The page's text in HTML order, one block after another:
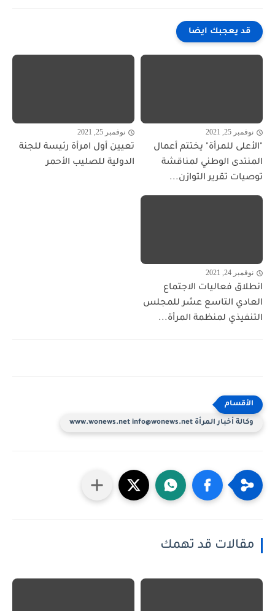
قد يعجبك ايضا
نوفمبر 25, 2021
"الأعلى للمرأة" يختتم أعمال
المنتدى الوطني لمناقشة
توصيات تقرير التوازن...
نوفمبر 25, 2021
تعيين أول امرأة رئيسة للجنة
الدولية للصليب الأحمر
نوفمبر 24, 2021
انطلاق فعاليات الاجتماع
العادي التاسع عشر للمجلس
التنفيذي لمنظمة المرأة...
وكالة أخبار المرأة www.wonews.net info@wonews.net
مقالات قد تهمك